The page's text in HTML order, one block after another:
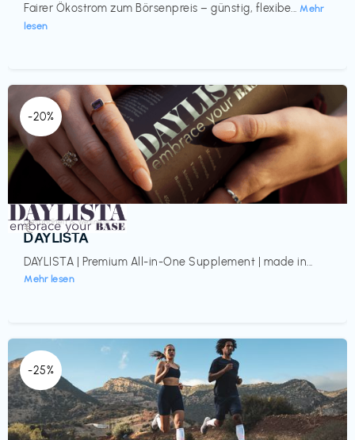
Fairer Ökostrom zum Börsenpreis – günstig, flexibe... Mehr
lesen
-20%
Gesundheit & Wellness
DAYLISTA
DAYLISTA | Premium All-in-One Supplement | made in...
Mehr lesen
€‎
-25%